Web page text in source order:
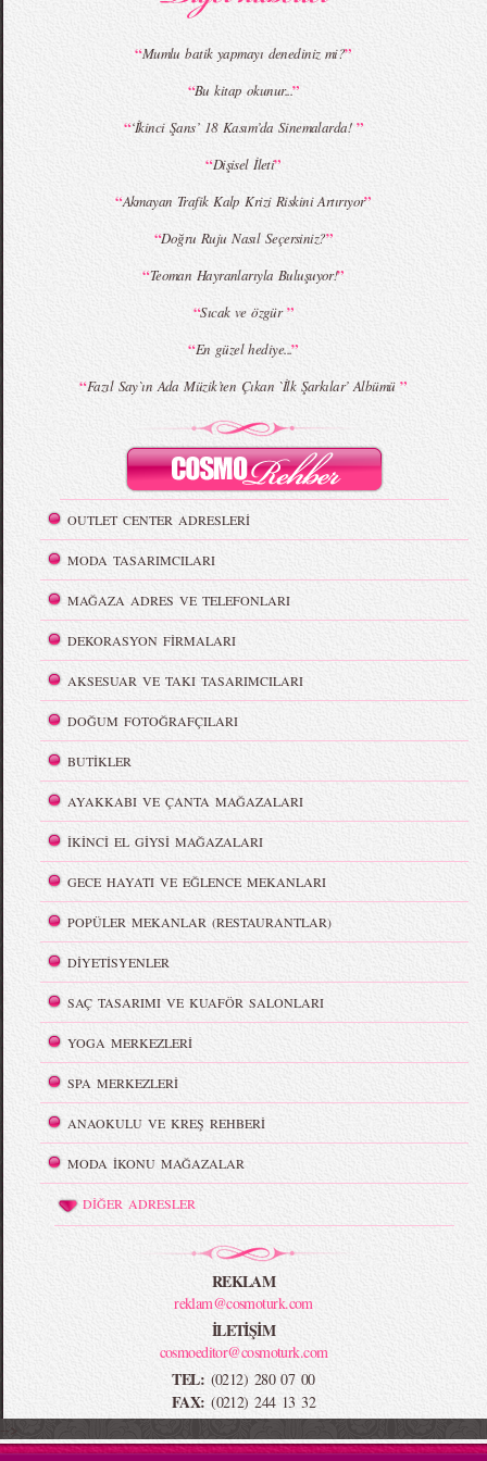
MBFWI - Giray Sepin 2015 Yaz Koleksiyonu MBFWI - Burçe Bekrek 2015 Yaz Koleksiyonu
“Mumlu batik yapmayı denediniz mi?”
“Bu kitap okunur...”
“‘İkinci Şans’ 18 Kasım’da Sinemalarda! ”
“Dişisel İleti”
“Akmayan Trafik Kalp Krizi Riskini Artırıyor”
“Doğru Ruju Nasıl Seçersiniz?”
“Teoman Hayranlarıyla Buluşuyor!”
“Sıcak ve özgür”
“En güzel hediye...”
“Fazıl Say`ın Ada Müzik’ten Çıkan `İlk Şarkılar’ Albümü”
OUTLET CENTER ADRESLERİ
MODA TASARIMCILARI
MAĞAZA ADRES VE TELEFONLARI
DEKORASYON FİRMALARI
AKSESUAR VE TAKI TASARIMCILARI
DOĞUM FOTOĞRAFÇILARI
BUTİKLER
AYAKKABI VE ÇANTA MAĞAZALARI
İKİNCİ EL GİYSİ MAĞAZALARI
GECE HAYATI VE EĞLENCE MEKANLARI
POPÜLER MEKANLAR (RESTAURANTLAR)
DİYETİSYENLER
SAÇ TASARIMI VE KUAFÖR SALONLARI
YOGA MERKEZLERİ
SPA MERKEZLERİ
ANAOKULU VE KREŞ REHBERİ
MODA İKONU MAĞAZALAR
DİĞER ADRESLER
REKLAM
reklam@cosmoturk.com
İLETİŞİM
cosmoeditor@cosmoturk.com
TEL: (0212) 280 07 00
FAX: (0212) 244 13 32
-->